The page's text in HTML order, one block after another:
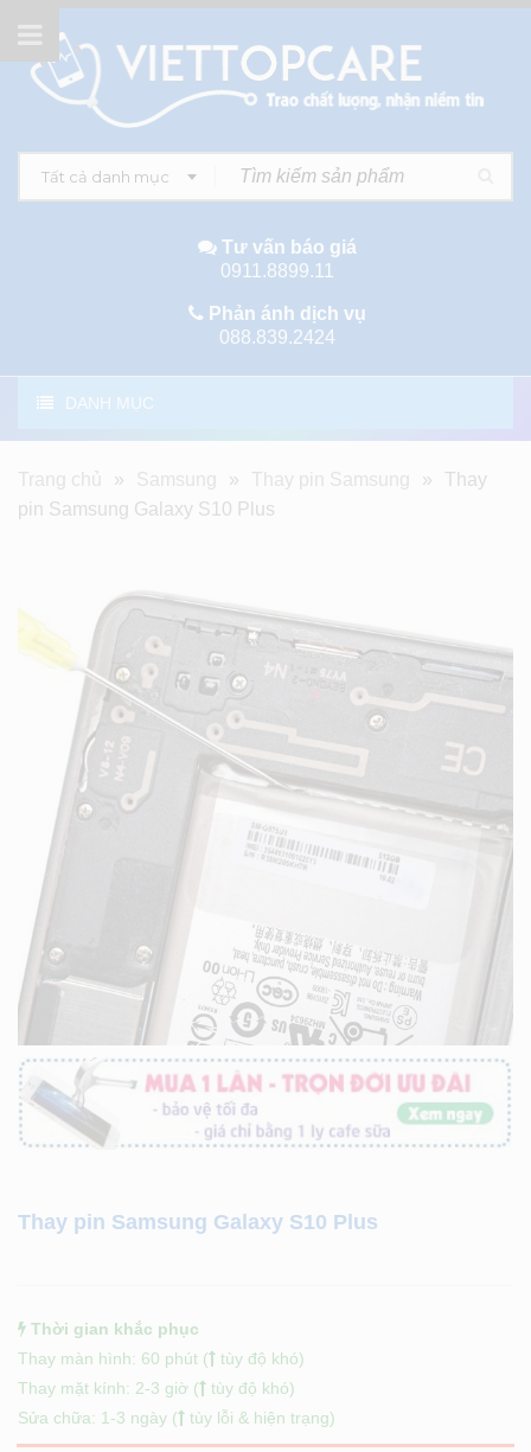
Tất cả danh mục
Tư vấn báo giá
0911.8899.11
Phản ánh dịch vụ
088.839.2424
DANH MỤC
Trang chủ » Samsung » Thay pin Samsung »
Thay
pin Samsung Galaxy S10 Plus
Thay pin Samsung Galaxy S10 Plus
Thời gian khắc phục
Thay màn hình: 60 phút (
tùy độ khó)
Thay mặt kính: 2-3 giờ (
tùy độ khó)
Sửa chữa: 1-3 ngày (
tùy lỗi & hiện trạng)